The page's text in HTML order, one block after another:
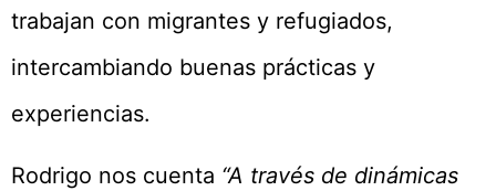
trabajan con migrantes y refugiados,
intercambiando buenas prácticas y
experiencias.
Rodrigo nos cuenta “A través de dinámicas